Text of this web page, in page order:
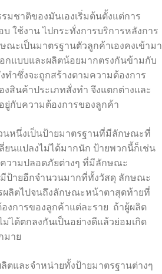
มชาติของมันเองเริ่มต้นตั้งแต่การ
ใช้งาน ไปกระทั่งการบริการหลังการ
ะเป็นมาตรฐานตัวลูกค้าเองคงเข้ามา
กแบบและผลิตน้อยมากตรงกันข้ามกับ
ทำซึ่งจะถูกสร้างตามความต้องการ
สินค้าประเภทสั่งทำ จึงแตกต่างและ
ยู่กับความต้องการของลูกค้า
นหนึ่งเป็นป้ายมาตรฐานที่มีลักษณะที่
ยนแปลงไม่ได้มากนัก ป้ายพวกนี้ก็เช่น
ความปลอดภัยต่างๆ ที่มีลักษณะ
มีป้ายอีกจำนวนมากที่ทั้งวัสดุ ลักษณะ
ผลิตไปจนถึงลักษณะหน้าตาสุดท้ายที่
งการของลูกค้าแต่ละราย ถ้าผู้ผลิต
ได้ตกลงกันเป็นอย่างดีแล้วย่อมเกิด
มาย
ตและจำหน่ายทั้งป้ายมาตรฐานต่างๆ